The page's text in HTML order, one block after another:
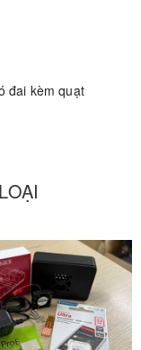
đai kèm quạt